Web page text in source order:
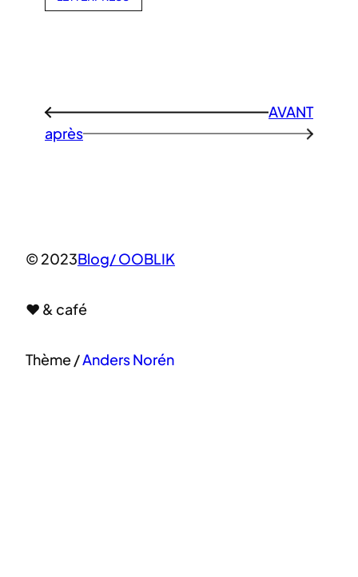
←
AVANT
après
→
© 2023Blog/ OOBLIK
♥ & café
Thème /Anders Norén